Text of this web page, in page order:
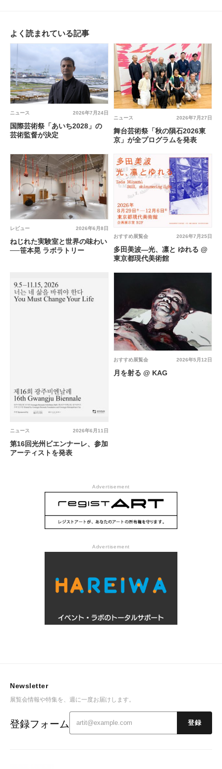
よく読まれている記事
2026年7月24日
ニュース
国際芸術祭「あいち2028」の
芸術監督が決定
2026年7月27日
ニュース
舞台芸術祭「秋の隕石2026東
京」が全プログラムを発表
2026年6月8日
レビュー
ねじれた実験室と世界の味わい
──笹本晃 ラボラトリー
2026年7月25日
おすすめ展覧会
多田美波―光、凛と ゆれる @
東京都現代美術館
2026年6月11日
ニュース
第16回光州ビエンナーレ、参加
アーティストを発表
2026年5月12日
おすすめ展覧会
月を射る @ KAG
Advertisement
Advertisement
Newsletter
展覧会情報や特集を、週に一度お届けします。
登録フォーム 登録